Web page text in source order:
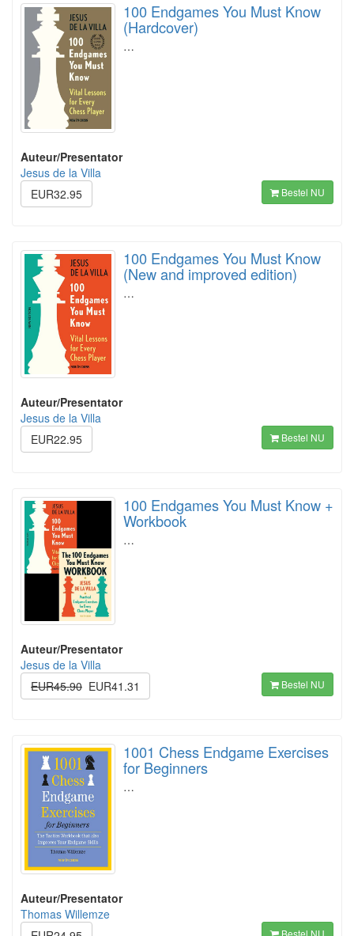
100 Endgames You Must Know
(Hardcover)
…
Auteur/Presentator
Jesus de la Villa
EUR32.95
Bestel NU
100 Endgames You Must Know
(New and improved edition)
…
Auteur/Presentator
Jesus de la Villa
EUR22.95
Bestel NU
100 Endgames You Must Know +
Workbook
…
Auteur/Presentator
Jesus de la Villa
EUR45.90 EUR41.31 Bestel NU
1001 Chess Endgame Exercises
for Beginners
…
Auteur/Presentator
Thomas Willemze